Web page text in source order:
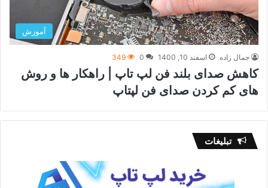
آموزش
جمال زاده اسفند 10, 1400 0
349
کاهش صدای بلند فن لپ تاپ | راهکار ها و روش
های کم کردن صدای فن لپتاپ
تبلیغات